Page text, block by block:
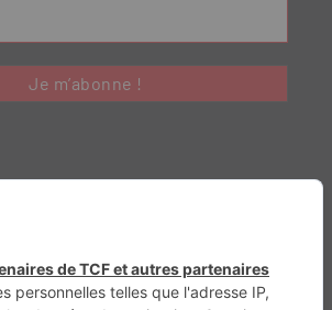
Trail Adventure Trial Mag Sport-Bikes